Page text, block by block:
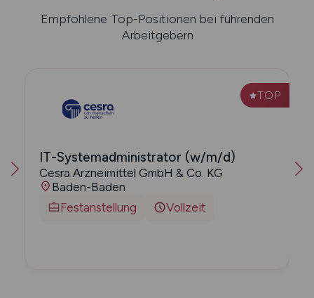
Empfohlene Top-Positionen bei führenden
Arbeitgebern
TOP
IT-Systemadministrator (w/m/d)
Cesra Arzneimittel GmbH & Co. KG
Baden-Baden
Festanstellung
Vollzeit